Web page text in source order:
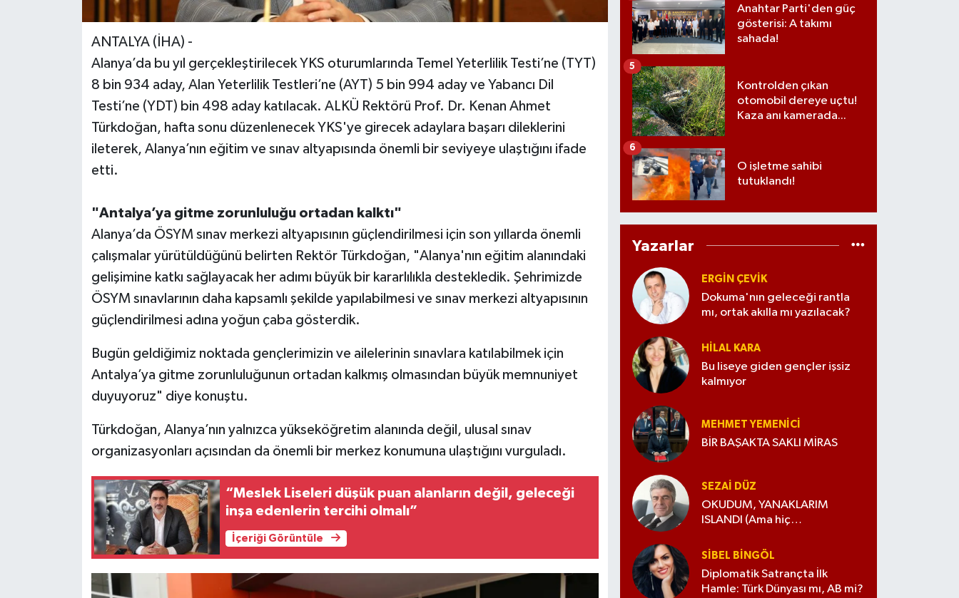
ANTALYA (İHA) -
Alanya’da bu yıl gerçekleştirilecek YKS oturumlarında Temel Yeterlilik Testi’ne (TYT)
8 bin 934 aday, Alan Yeterlilik Testleri’ne (AYT) 5 bin 994 aday ve Yabancı Dil
Testi’ne (YDT) bin 498 aday katılacak. ALKÜ Rektörü Prof. Dr. Kenan Ahmet
Türkdoğan, hafta sonu düzenlenecek YKS'ye girecek adaylara başarı dileklerini
ileterek, Alanya’nın eğitim ve sınav altyapısında önemli bir seviyeye ulaştığını ifade
etti.
"Antalya’ya gitme zorunluluğu ortadan kalktı"
Alanya’da ÖSYM sınav merkezi altyapısının güçlendirilmesi için son yıllarda önemli
çalışmalar yürütüldüğünü belirten Rektör Türkdoğan, "Alanya'nın eğitim alanındaki
gelişimine katkı sağlayacak her adımı büyük bir kararlılıkla destekledik. Şehrimizde
ÖSYM sınavlarının daha kapsamlı şekilde yapılabilmesi ve sınav merkezi altyapısının
güçlendirilmesi adına yoğun çaba gösterdik.
Bugün geldiğimiz noktada gençlerimizin ve ailelerinin sınavlara katılabilmek için
Antalya’ya gitme zorunluluğunun ortadan kalkmış olmasından büyük memnuniyet
duyuyoruz" diye konuştu.
Türkdoğan, Alanya’nın yalnızca yükseköğretim alanında değil, ulusal sınav
organizasyonları açısından da önemli bir merkez konumuna ulaştığını vurguladı.
“Meslek Liseleri düşük puan alanların değil, geleceği
inşa edenlerin tercihi olmalı”
İçeriği Görüntüle
Anahtar Parti'den güç
gösterisi: A takımı
sahada!
Kontrolden çıkan
otomobil dereye uçtu!
Kaza anı kamerada...
5
O işletme sahibi
tutuklandı!
6
Yazarlar
ERGIN ÇEVİK
Dokuma'nın geleceği rantla
mı, ortak akılla mı yazılacak?
HILAL KARA
Bu liseye giden gençler işsiz
kalmıyor
MEHMET YEMENICI
BİR BAŞAKTA SAKLI MİRAS
SEZAI DÜZ
OKUDUM, YANAKLARIM
ISLANDI (Ama hiç
SIBEL BINGÖL
Diplomatik Satrançta İlk
Hamle: Türk Dünyası mı, AB mi?